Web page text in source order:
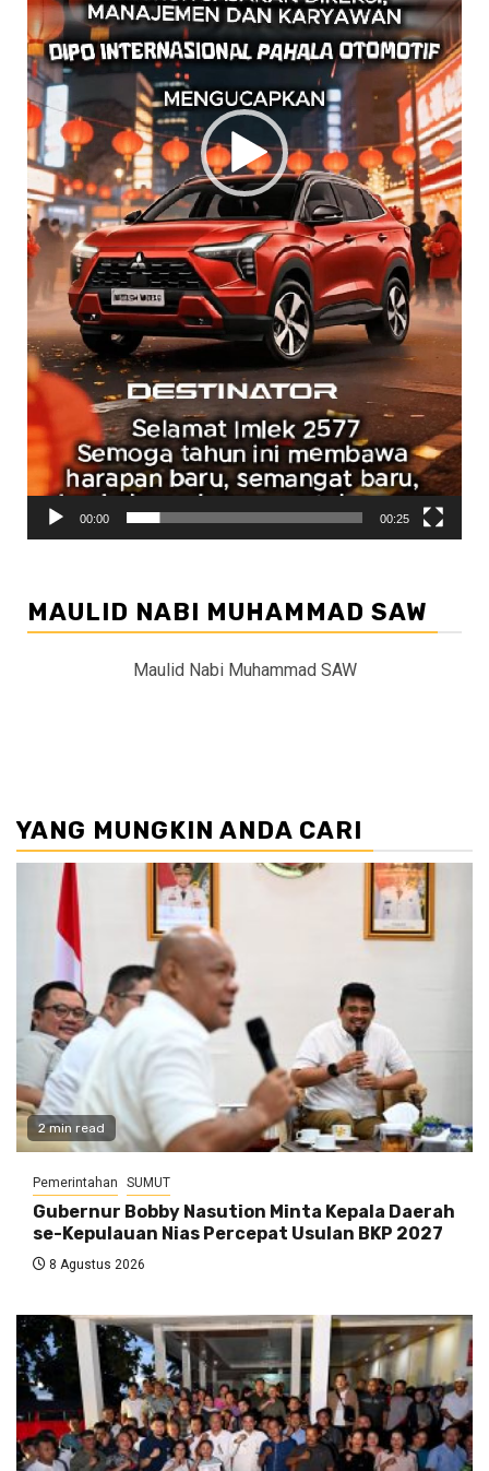
00:00 00:25
MAULID NABI MUHAMMAD SAW
Maulid Nabi Muhammad SAW
YANG MUNGKIN ANDA CARI
2 min read
Pemerintahan SUMUT
Gubernur Bobby Nasution Minta Kepala Daerah
se-Kepulauan Nias Percepat Usulan BKP 2027
8 Agustus 2026